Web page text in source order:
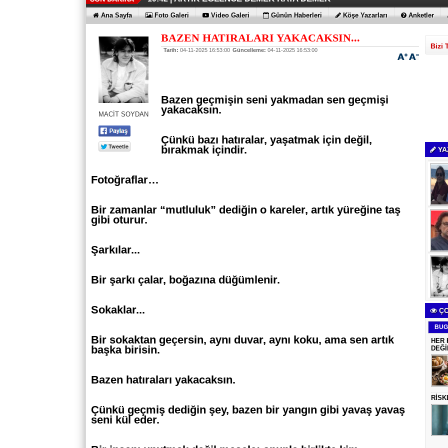
19:38 |İŞTE OYAK ÇİMENTO FARKI
19:36 |HER YÖNÜYLE MAXİMUM
19:30 |ÜÇÜNCÜ KEZ BULUTLARIN FATİHİ İLAN EDİLDİLER
19:27 |HOMEPORT STRATEJİSİ MİLYONLARCA DOLARLIK EKONOMİK
SAĞLIYOR
07:09 |İŞTE O 500
Ana Sayfa Foto Galeri Video Galeri Günün Haberleri Köşe Yazarları Anketler
MACİT SOYDAN
BAZEN HATIRALARI YAKACAKSIN...
Tarih: 04-11-2025 16:53:00 Güncelleme: 04-11-2025 16:53:00
Bazen geçmişin seni yakmadan sen geçmişi
yakacaksın.
Çünkü bazı hatıralar, yaşatmak için değil,
bırakmak içindir.
Fotoğraflar…
Bir zamanlar “mutluluk” dediğin o kareler, artık yüreğine taş
gibi oturur.
Şarkılar...
Bir şarkı çalar, boğazına düğümlenir.
Sokaklar...
Bir sokaktan geçersin, aynı duvar, aynı koku, ama sen artık
başka birisin.
Bazen hatıraları yakacaksın.
Çünkü geçmiş dediğin şey, bazen bir yangın gibi yavaş yavaş
seni kül eder.
Bizi
HER